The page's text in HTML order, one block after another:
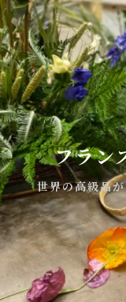
フラン
世界の高級品